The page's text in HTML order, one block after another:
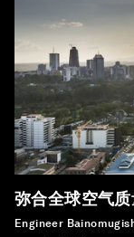
弥合全球空气
Engineer